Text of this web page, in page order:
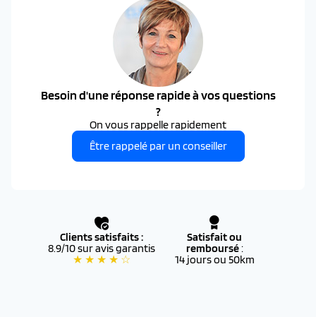
Besoin d'une réponse rapide à vos questions
?
On vous rappelle rapidement
Être rappelé par un conseiller
Clients satisfaits :
8.9/10 sur avis garantis
★ ★ ★ ★ ☆
Satisfait ou
remboursé:
14 jours ou 50km